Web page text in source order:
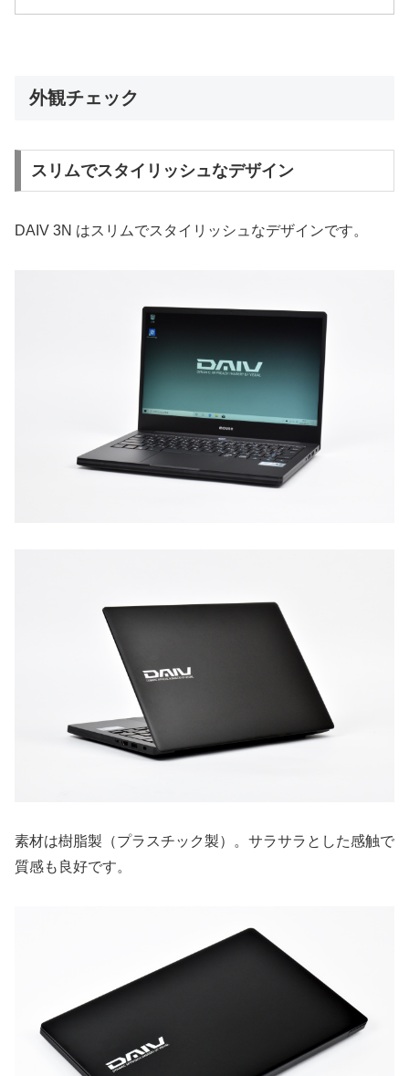
外観チェック
スリムでスタイリッシュなデザイン
DAIV 3N はスリムでスタイリッシュなデザインです。
素材は樹脂製（プラスチック製）。サラサラとした感触で
質感も良好です。